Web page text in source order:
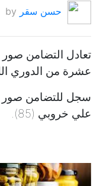
by حسن سقر
عشرة من الدوري
علي خروبي (85).